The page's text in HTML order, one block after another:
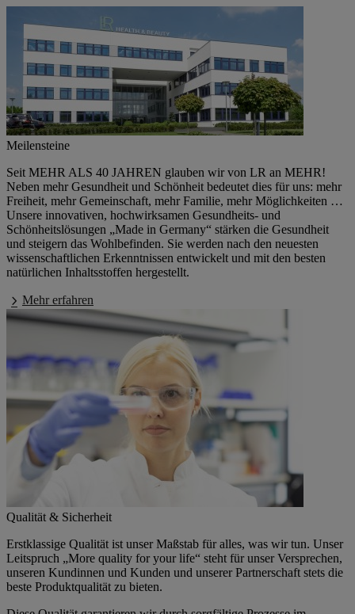
Meilensteine
Seit MEHR ALS 40 JAHREN glauben wir von LR an MEHR!
Neben mehr Gesundheit und Schönheit bedeutet dies für uns: mehr
Freiheit, mehr Gemeinschaft, mehr Familie, mehr Möglichkeiten …
Unsere innovativen, hochwirksamen Gesundheits- und
Schönheitslösungen „Made in Germany“ stärken die Gesundheit
und steigern das Wohlbefinden. Sie werden nach den neuesten
wissenschaftlichen Erkenntnissen entwickelt und mit den besten
natürlichen Inhaltsstoffen hergestellt.
Mehr erfahren
Qualität & Sicherheit
Erstklassige Qualität ist unser Maßstab für alles, was wir tun. Unser
Leitspruch „More quality for your life“ steht für unser Versprechen,
unseren Kundinnen und Kunden und unserer Partnerschaft stets die
beste Produktqualität zu bieten.